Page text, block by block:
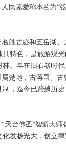
民素爱称本邑为“
胜古迹和五岳湖、
特色，是旅游观
。早在旧石器时代
楚地，古蒋国、古
，迄今已跨越历史
台佛圣”智顗大师
发扬光大，创立